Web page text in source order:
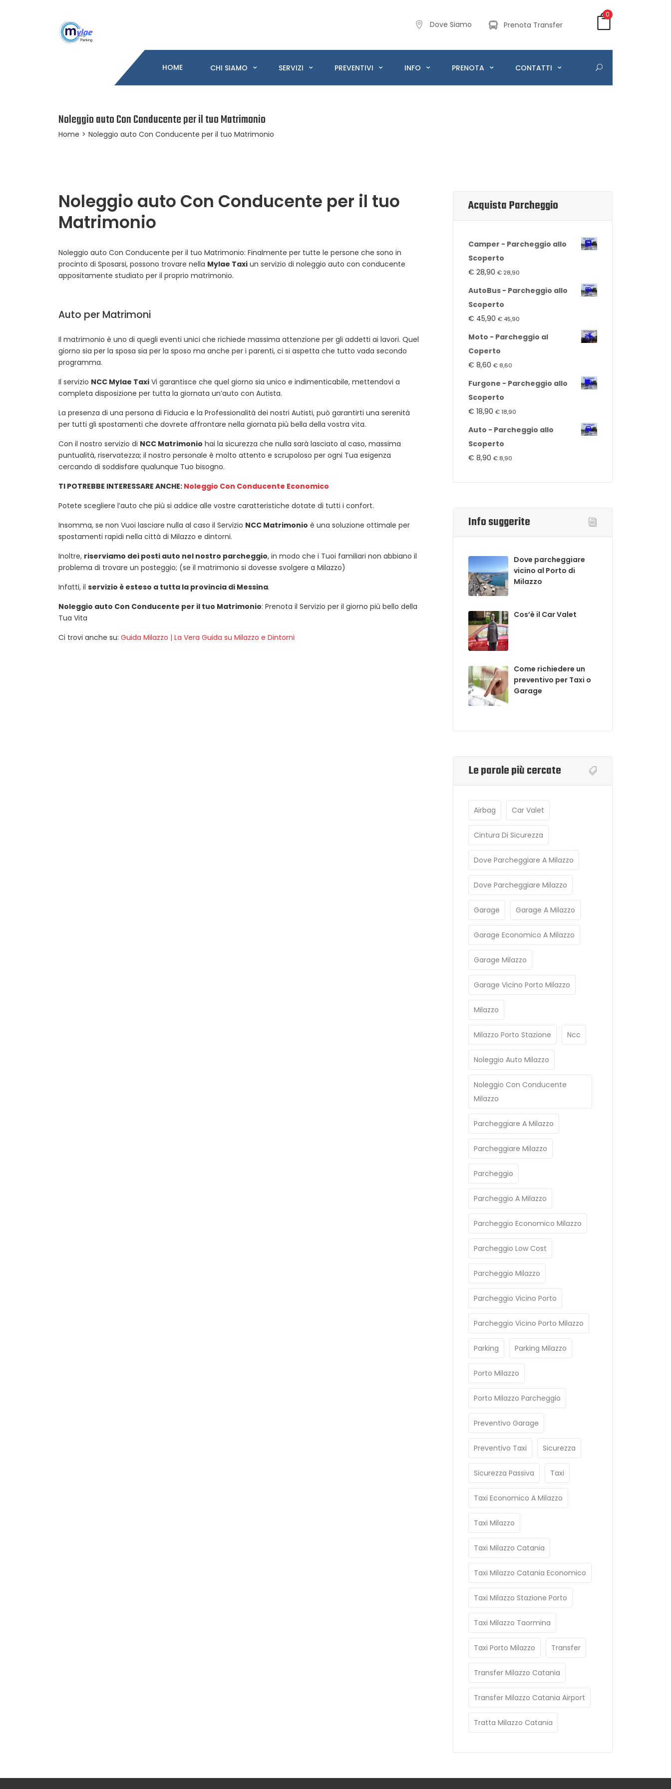
Dove Siamo Prenota Transfer
0
HOME CHI SIAMO SERVIZI PREVENTIVI INFO PRENOTA CONTATTI
Noleggio auto Con Conducente per il tuo Matrimonio
Home > Noleggio auto Con Conducente per il tuo Matrimonio
Noleggio auto Con Conducente per il tuo
Matrimonio
Noleggio auto Con Conducente per il tuo Matrimonio: Finalmente per tutte le persone che sono in
procinto di Sposarsi, possono trovare nella Mylae Taxi un servizio di noleggio auto con conducente
appositamente studiato per il proprio matrimonio.
Auto per Matrimoni
Il matrimonio è uno di quegli eventi unici che richiede massima attenzione per gli addetti ai lavori. Quel
giorno sia per la sposa sia per la sposo ma anche per i parenti, ci si aspetta che tutto vada secondo
programma.
Il servizio NCC Mylae Taxi Vi garantisce che quel giorno sia unico e indimenticabile, mettendovi a
completa disposizione per tutta la giornata un’auto con Autista.
La presenza di una persona di Fiducia e la Professionalità dei nostri Autisti, può garantirti una serenità
per tutti gli spostamenti che dovrete affrontare nella giornata più bella della vostra vita.
Con il nostro servizio di NCC Matrimonio hai la sicurezza che nulla sarà lasciato al caso, massima
puntualità, riservatezza; il nostro personale è molto attento e scrupoloso per ogni Tua esigenza
cercando di soddisfare qualunque Tuo bisogno.
TI POTREBBE INTERESSARE ANCHE: Noleggio Con Conducente Economico
Potete scegliere l’auto che più si addice alle vostre caratteristiche dotate di tutti i confort.
Insomma, se non Vuoi lasciare nulla al caso il Servizio NCC Matrimonio è una soluzione ottimale per
spostamenti rapidi nella città di Milazzo e dintorni.
Inoltre, riserviamo dei posti auto nel nostro parcheggio, in modo che i Tuoi familiari non abbiano il
problema di trovare un posteggio; (se il matrimonio si dovesse svolgere a Milazzo)
Infatti, il servizio è esteso a tutta la provincia di Messina.
Noleggio auto Con Conducente per il tuo Matrimonio: Prenota il Servizio per il giorno più bello della
Tua Vita
Ci trovi anche su: Guida Milazzo | La Vera Guida su Milazzo e Dintorni
Acquista Parcheggio
Camper - Parcheggio allo
Scoperto
€ 28,90 € 28,90
AutoBus - Parcheggio allo
Scoperto
€ 45,90 € 45,90
Moto - Parcheggio al
Coperto
€ 8,60 € 8,60
Furgone - Parcheggio allo
Scoperto
€ 18,90 €18,90
Auto - Parcheggio allo
Scoperto
€ 8,90 € 8,90
Info suggerite
Dove parcheggiare
vicino al Porto di
Milazzo
Cos’è il Car Valet
Come richiedere un
preventivo per Taxi o
Garage
Le parole più cercate
Airbag Car Valet
Cintura Di Sicurezza
Dove Parcheggiare A Milazzo
Dove Parcheggiare Milazzo
Garage Garage A Milazzo
Garage Economico A Milazzo
Garage Milazzo
Garage Vicino Porto Milazzo
Milazzo
Milazzo Porto Stazione Ncc
Noleggio Auto Milazzo
Noleggio Con Conducente
Milazzo
Parcheggiare A Milazzo
Parcheggiare Milazzo
Parcheggio
Parcheggio A Milazzo
Parcheggio Economico Milazzo
Parcheggio Low Cost
Parcheggio Milazzo
Parcheggio Vicino Porto
Parcheggio Vicino Porto Milazzo
Parking Parking Milazzo
Porto Milazzo
Porto Milazzo Parcheggio
Preventivo Garage
Preventivo Taxi Sicurezza
Sicurezza Passiva Taxi
Taxi Economico A Milazzo
Taxi Milazzo
Taxi Milazzo Catania
Taxi Milazzo Catania Economico
Taxi Milazzo Stazione Porto
Taxi Milazzo Taormina
Taxi Porto Milazzo Transfer
Transfer Milazzo Catania
Transfer Milazzo Catania Airport
Tratta Milazzo Catania